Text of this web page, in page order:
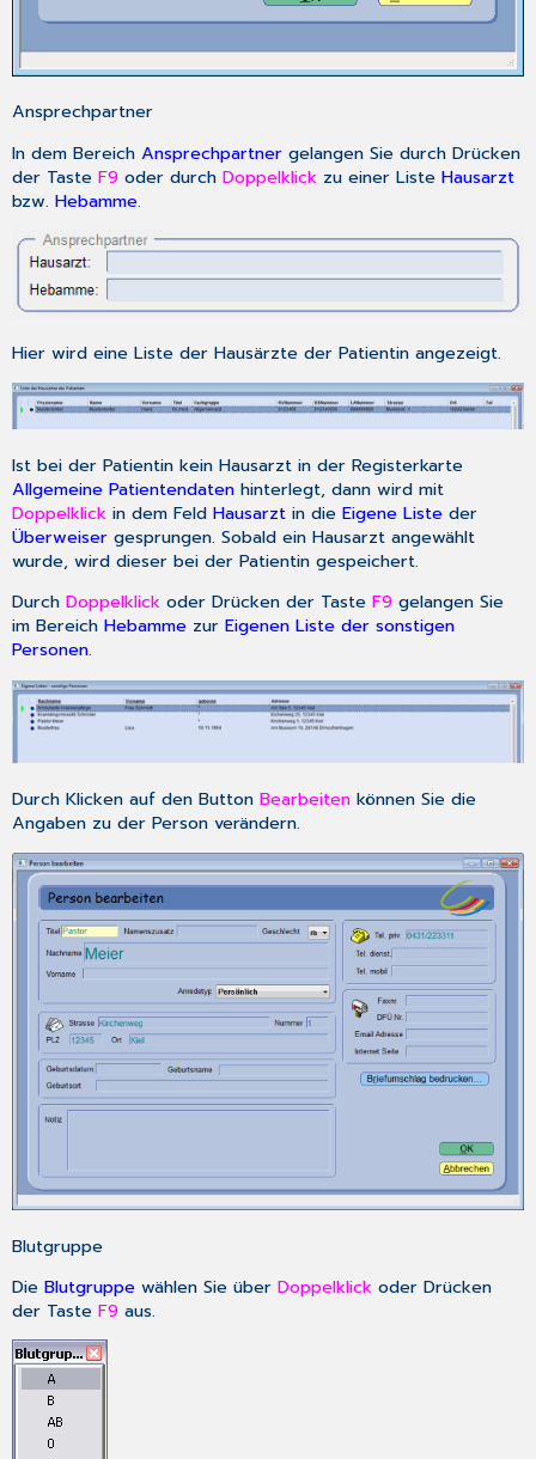
Ansprechpartner
In dem BereichAnsprechpartner gelangen Sie durch Drücken
der TasteF9 oder durchDoppelklick zu einer ListeHausarzt
bzw.Hebamme.
Hier wird eine Liste der Hausärzte der Patientin angezeigt.
Ist bei der Patientin kein Hausarzt in der Registerkarte
Allgemeine Patientendaten hinterlegt, dann wird mit
Doppelklick in dem FeldHausarzt in dieEigene Liste der
Überweiser gesprungen. Sobald ein Hausarzt angewählt
wurde, wird dieser bei der Patientin gespeichert.
DurchDoppelklick oder Drücken der TasteF9 gelangen Sie
im BereichHebamme zurEigenen Liste der sonstigen
Personen.
Durch Klicken auf den ButtonBearbeiten können Sie die
Angaben zu der Person verändern.
Blutgruppe
DieBlutgruppe wählen Sie überDoppelklick oder Drücken
der TasteF9 aus.